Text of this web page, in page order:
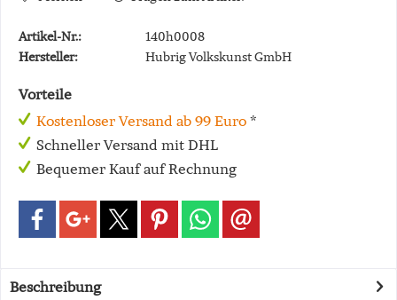
Artikel-Nr.:
140h0008
Hersteller:
Hubrig Volkskunst GmbH
Vorteile
Kostenloser Versand ab 99 Euro *
Schneller Versand mit DHL
Bequemer Kauf auf Rechnung
Beschreibung